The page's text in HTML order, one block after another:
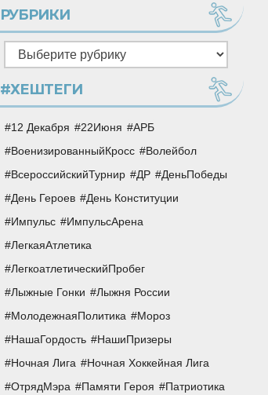
РУБРИКИ
Рубрики
#ХЕШТЕГИ
12 Декабря 22Июня
АРБ
ВоенизированныйКросс
Волейбол
ВсероссийскийТурнир
ДР
ДеньПобеды
День Героев
День Конституции
Импульс
ИмпульсАрена
ЛегкаяАтлетика
ЛегкоатлетическийПробег
Лыжные Гонки
Лыжня России
МолодежнаяПолитика
Мороз
НашаГордость
НашиПризеры
Ночная Лига
Ночная Хоккейная Лига
ОтрядМэра
Памяти Героя
Патриотика